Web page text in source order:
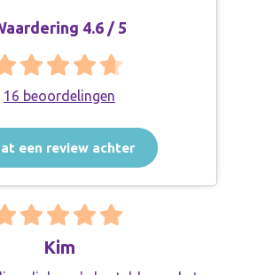
4.6 / 5
16 beoordelingen
een review achter
Kim